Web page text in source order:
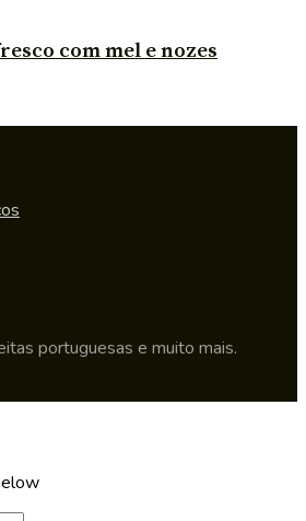
com mel e nozes
portuguesas e muito mais.